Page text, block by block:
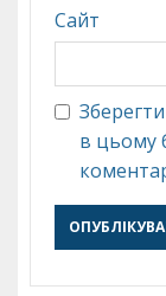
Сайт
в цьому